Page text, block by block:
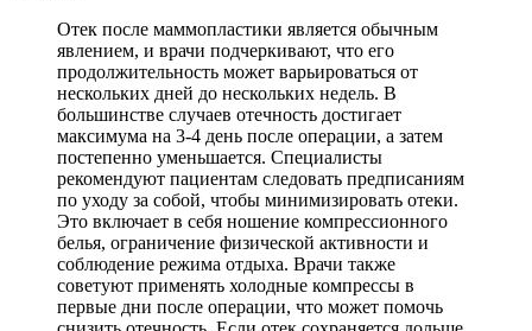
Отек после маммопластики является обычным
явлением, и врачи подчеркивают, что его
продолжительность может варьироваться от
нескольких дней до нескольких недель. В
большинстве случаев отечность достигает
максимума на 3-4 день после операции, а затем
постепенно уменьшается. Специалисты
рекомендуют пациентам следовать предписаниям
по уходу за собой, чтобы минимизировать отеки.
Это включает в себя ношение компрессионного
белья, ограничение физической активности и
соблюдение режима отдыха. Врачи также
советуют применять холодные компрессы в
первые дни после операции, что может помочь